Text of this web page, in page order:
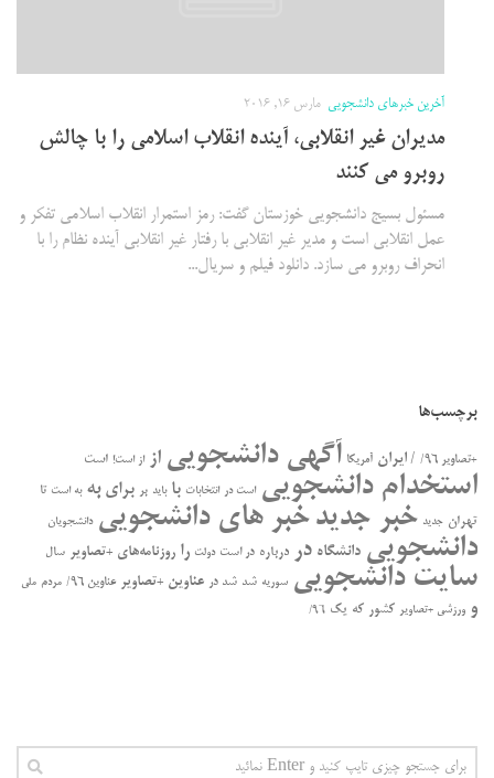
آخرین خبرهای دانشجویی مارس 16, 2016
مدیران غیر انقلابی، آینده انقلاب اسلامی را با چالش
روبرو می کنند
مسئول بسیج دانشجویی خوزستان گفت: رمز استمرار انقلاب اسلامی تفکر و
عمل انقلابی است و مدیر غیر انقلابی با رفتار غیر انقلابی آینده نظام را با
انحراف روبرو می سازد. دانلود فیلم و سریال...
برچسب‌ها
+تصاویر ۹۶/ / ایران آمریکا آگهی دانشجویی از از است! است
استخدام دانشجویی است در انتخابات با باید بر برای به به است تا
تهران جدید خبر جدیدخبر های دانشجویی دانشجویان
دانشجویی دانشگاه در درباره در ﺍﺳﺖ دولت را روزنامه‌های +تصاویر سال
سایت دانشجویی سوریه شد شد در عناوین +تصاویر عناوین ۹۶/ مردم ملی
ورزشی +تصاویر کشور که یک ۹۶/